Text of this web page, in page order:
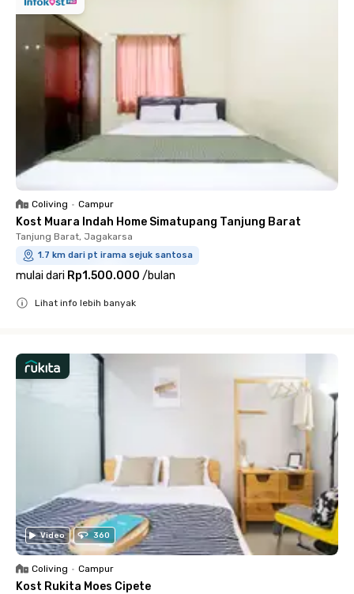
Coliving • Campur
Kost Muara Indah Home Simatupang Tanjung Barat
Tanjung Barat, Jagakarsa
1.7 km dari pt irama sejuk santosa
mulai dari Rp1.500.000 /bulan
Lihat info lebih banyak
Video 360
Coliving • Campur
Kost Rukita Moes Cipete